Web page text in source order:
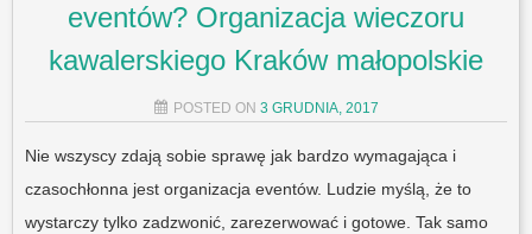
eventów? Organizacja wieczoru
kawalerskiego Kraków małopolskie
POSTED ON 3 GRUDNIA, 2017
Nie wszyscy zdają sobie sprawę jak bardzo wymagająca i
czasochłonna jest organizacja eventów. Ludzie myślą, że to
wystarczy tylko zadzwonić, zarezerwować i gotowe. Tak samo